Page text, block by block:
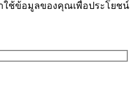
ใช้ข้อมูลของคุณเพื่อประโยชน์